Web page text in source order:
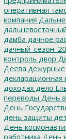
оперативная
компания
дамба дачное
контроль двор
Деева дежурные
декларационная
доходах дело
переводы День
День
день защиты
День
работника День